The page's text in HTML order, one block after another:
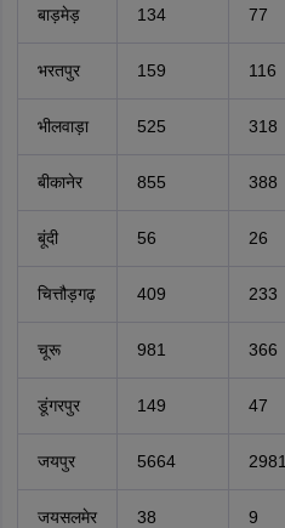
बाड़मेड़ 134 77
भरतपुर 159 116
भीलवाड़ा 525 318
बीकानेर 855 388
बूंदी 56 26
चित्तौड़गढ़ 409 233
चूरू 981 366
डूंगरपुर 149 47
जयपुर 5664 2981
जयसलमेर 38 9